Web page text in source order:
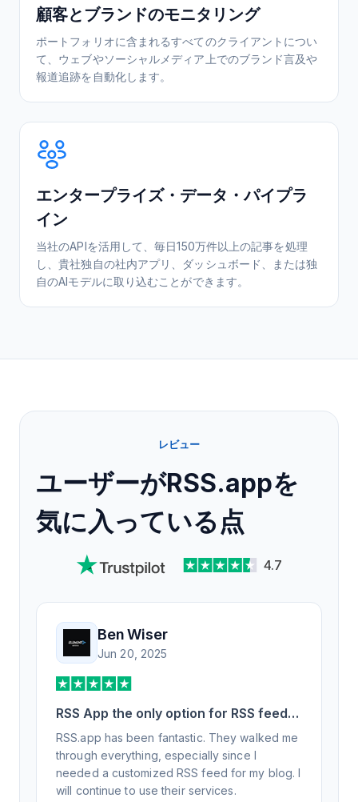
顧客とブランドのモニタリング
ポートフォリオに含まれるすべてのクライアントについ
て、ウェブやソーシャルメディア上でのブランド言及や
報道追跡を自動化します。
エンタープライズ・データ・パイプラ
イン
当社のAPIを活用して、毎日150万件以上の記事を処理
し、貴社独自の社内アプリ、ダッシュボード、または独
自のAIモデルに取り込むことができます。
レビュー
ユーザーがRSS.appを
気に入っている点
4.7
Ben Wiser
Jun 20, 2025
RSS App the only option for RSS feed
generation
RSS.app has been fantastic. They walked me
through everything, especially since I
needed a customized RSS feed for my blog. I
will continue to use their services.